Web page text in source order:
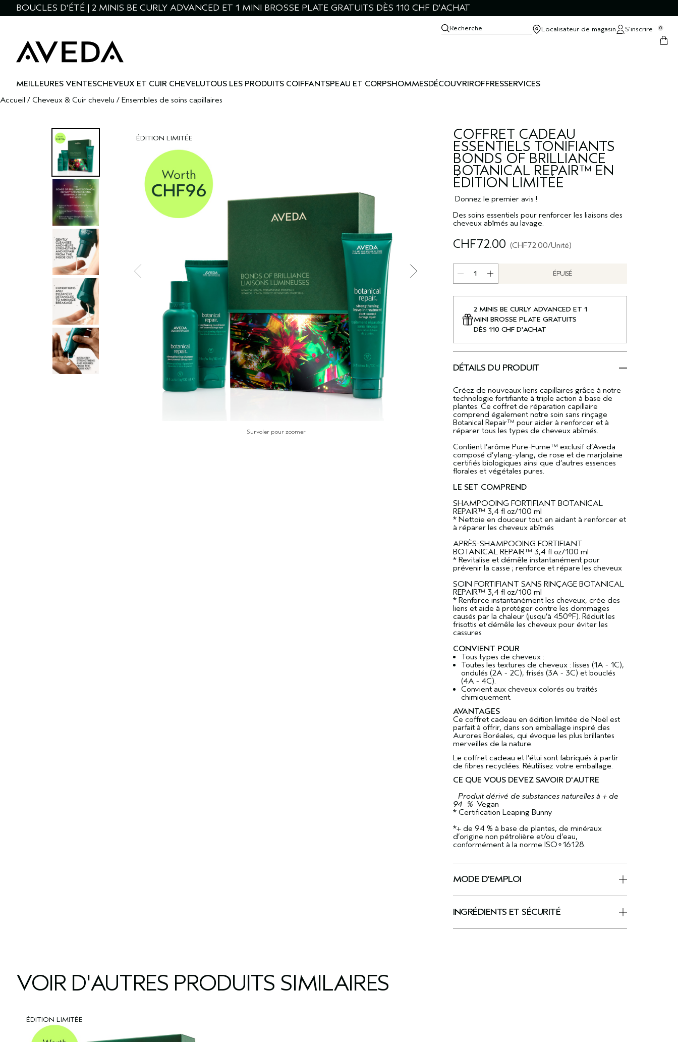
BOUCLES D’ÉTÉ | 2 MINIS BE CURLY ADVANCED ET 1 MINI BROSSE PLATE GRATUITS DÈS 110 CHF D'ACHAT
Recherche Localisateur de magasin S’inscrire 0
MEILLEURES VENTESCHEVEUX ET CUIR CHEVELUTOUS LES PRODUITS COIFFANTSPEAU ET CORPSHOMMESDÉCOUVRIROFFRESSERVICES
Accueil / Cheveux & Cuir chevelu / Ensembles de soins capillaires
COFFRET CADEAU
ESSENTIELS TONIFIANTS
BONDS OF BRILLIANCE
BOTANICAL REPAIR™ EN
ÉDITION LIMITÉE
Donnez le premier avis !
Des soins essentiels pour renforcer les liaisons des
cheveux abîmés au lavage.
ÉDITION LIMITÉE
Survoler pour zoomer
CHF72.00 CHF72.00/Unité
ÉPUISÉ
2 MINIS BE CURLY ADVANCED ET 1
MINI BROSSE PLATE GRATUITS
DÈS 110 CHF D'ACHAT
DÉTAILS DU PRODUIT
Créez de nouveaux liens capillaires grâce à notre
technologie fortifiante à triple action à base de
plantes. Ce coffret de réparation capillaire
comprend également notre soin sans rinçage
Botanical Repair™ pour aider à renforcer et à
réparer tous les types de cheveux abîmés.
Contient l’arôme Pure-Fume™ exclusif d’Aveda
composé d’ylang-ylang, de rose et de marjolaine
certifiés biologiques ainsi que d’autres essences
florales et végétales pures.
LE SET COMPREND
SHAMPOOING FORTIFIANT BOTANICAL
REPAIR™ 3,4 fl oz/100 ml
* Nettoie en douceur tout en aidant à renforcer et
à réparer les cheveux abîmés
APRÈS-SHAMPOOING FORTIFIANT
BOTANICAL REPAIR™ 3,4 fl oz/100 ml
* Revitalise et démêle instantanément pour
prévenir la casse ; renforce et répare les cheveux
SOIN FORTIFIANT SANS RINÇAGE BOTANICAL
REPAIR™ 3,4 fl oz/100 ml
* Renforce instantanément les cheveux, crée des
liens et aide à protéger contre les dommages
causés par la chaleur (jusqu’à 450°F). Réduit les
frisottis et démêle les cheveux pour éviter les
cassures
CONVIENT POUR
Tous types de cheveux :
Toutes les textures de cheveux : lisses (1A - 1C),
ondulés (2A - 2C), frisés (3A - 3C) et bouclés
(4A - 4C).
Convient aux cheveux colorés ou traités
chimiquement.
AVANTAGES
Ce coffret cadeau en édition limitée de Noël est
parfait à offrir, dans son emballage inspiré des
Aurores Boréales, qui évoque les plus brillantes
merveilles de la nature.
Le coffret cadeau et l’étui sont fabriqués à partir
de fibres recyclées. Réutilisez votre emballage.
CE QUE VOUS DEVEZ SAVOIR D'AUTRE
Produit dérivé de substances naturelles à + de
94 % Vegan
* Certification Leaping Bunny
*+ de 94 % à base de plantes, de minéraux
d’origine non pétrolière et/ou d’eau,
conformément à la norme ISO∘16128.
MODE D'EMPLOI
INGRÉDIENTS ET SÉCURITÉ
VOIR D'AUTRES PRODUITS SIMILAIRES
ÉDITION LIMITÉE